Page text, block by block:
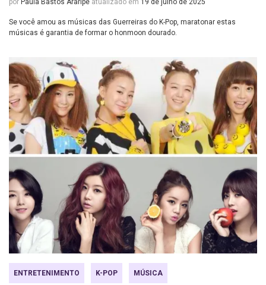
por Paula Bastos Araripe atualizado em 19 de julho de 2025
Se você amou as músicas das Guerreiras do K-Pop, maratonar estas
músicas é garantia de formar o honmoon dourado.
ENTRETENIMENTO K-POP MÚSICA